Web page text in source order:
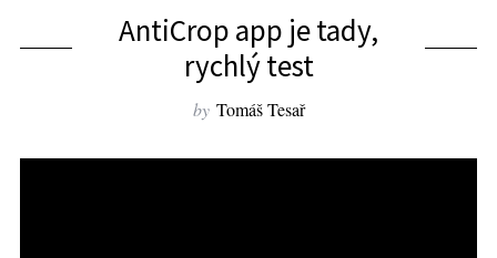
AntiCrop app je tady,
rychlý test
by Tomáš Tesař